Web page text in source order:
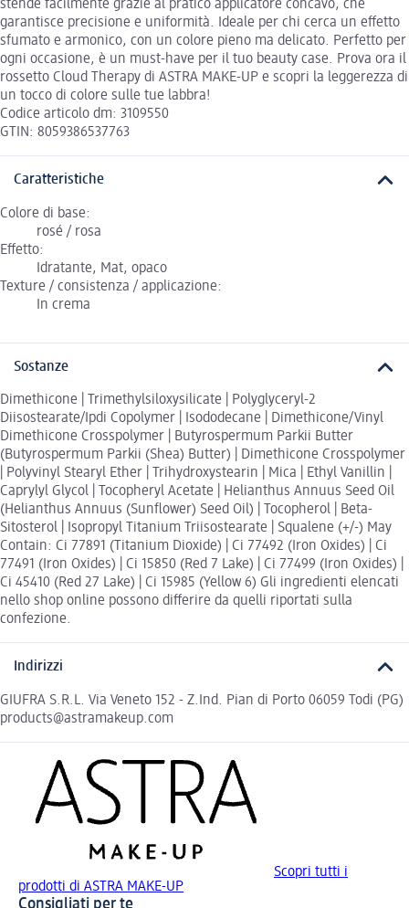
stende facilmente grazie al pratico applicatore concavo, che
garantisce precisione e uniformità. Ideale per chi cerca un effetto
sfumato e armonico, con un colore pieno ma delicato. Perfetto per
ogni occasione, è un must-have per il tuo beauty case. Prova ora il
rossetto Cloud Therapy di ASTRA MAKE-UP e scopri la leggerezza di
un tocco di colore sulle tue labbra!
Codice articolo dm: 3109550
GTIN: 8059386537763
Caratteristiche
Colore di base:
rosé / rosa
Effetto:
Idratante, Mat, opaco
Texture / consistenza / applicazione:
In crema
Sostanze
Dimethicone | Trimethylsiloxysilicate | Polyglyceryl-2
Diisostearate/Ipdi Copolymer | Isododecane | Dimethicone/Vinyl
Dimethicone Crosspolymer | Butyrospermum Parkii Butter
(Butyrospermum Parkii (Shea) Butter) | Dimethicone Crosspolymer
| Polyvinyl Stearyl Ether | Trihydroxystearin | Mica | Ethyl Vanillin |
Caprylyl Glycol | Tocopheryl Acetate | Helianthus Annuus Seed Oil
(Helianthus Annuus (Sunflower) Seed Oil) | Tocopherol | Beta-
Sitosterol | Isopropyl Titanium Triisostearate | Squalene (+/-) May
Contain: Ci 77891 (Titanium Dioxide) | Ci 77492 (Iron Oxides) | Ci
77491 (Iron Oxides) | Ci 15850 (Red 7 Lake) | Ci 77499 (Iron Oxides) |
Ci 45410 (Red 27 Lake) | Ci 15985 (Yellow 6) Gli ingredienti elencati
nello shop online possono differire da quelli riportati sulla
confezione.
Indirizzi
GIUFRA S.R.L. Via Veneto 152 - Z.Ind. Pian di Porto 06059 Todi (PG)
products@astramakeup.com
Scopri tutti i
prodotti di ASTRA MAKE-UP
Consigliati per te